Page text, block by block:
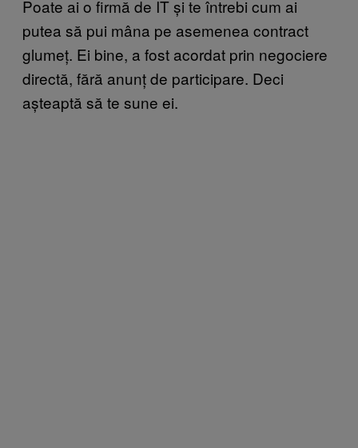
Poate ai o firmă de IT și te întrebi cum ai
putea să pui mâna pe asemenea contract
glumeț. Ei bine, a fost acordat prin negociere
directă, fără anunț de participare. Deci
așteaptă să te sune ei.